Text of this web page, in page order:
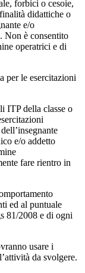
forbici o cesoie,
didattiche o
e/o
Non è consentito
operatrici e di
per le esercitazioni
ITP della classe o
e/o addetto
fare rientro in
ed al puntuale
81/2008 e di ogni
usare i
da svolgere.